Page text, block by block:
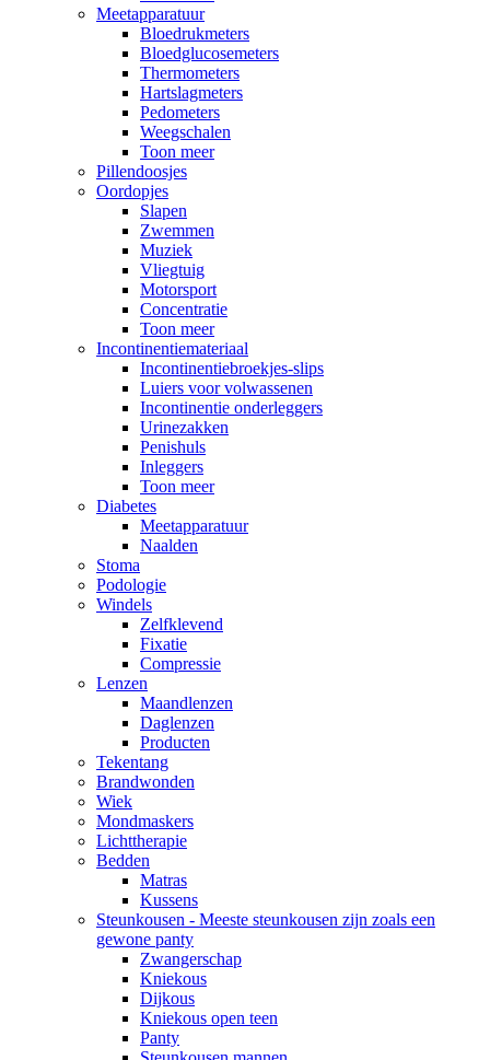
Meetapparatuur
Bloedrukmeters
Bloedglucosemeters
Thermometers
Hartslagmeters
Pedometers
Weegschalen
Toon meer
Pillendoosjes
Oordopjes
Slapen
Zwemmen
Muziek
Vliegtuig
Motorsport
Concentratie
Toon meer
Incontinentiemateriaal
Incontinentiebroekjes-slips
Luiers voor volwassenen
Incontinentie onderleggers
Urinezakken
Penishuls
Inleggers
Toon meer
Diabetes
Meetapparatuur
Naalden
Stoma
Podologie
Windels
Zelfklevend
Fixatie
Compressie
Lenzen
Maandlenzen
Daglenzen
Producten
Tekentang
Brandwonden
Wiek
Mondmaskers
Lichttherapie
Bedden
Matras
Kussens
Steunkousen - Meeste steunkousen zijn zoals een
gewone panty
Zwangerschap
Kniekous
Dijkous
Kniekous open teen
Panty